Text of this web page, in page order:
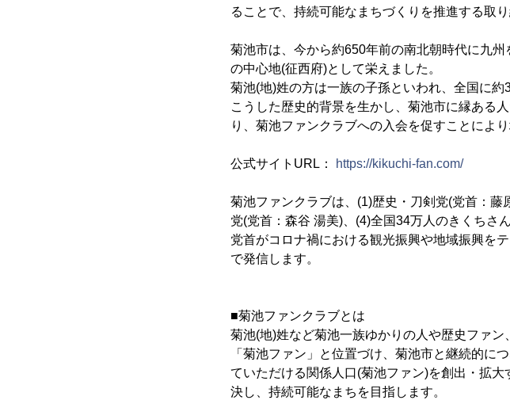
ることで、持続可能なまちづくりを推進する取
菊池市は、今から約650年前の南北朝時代に九
の中心地(征西府)として栄えました。
菊池(地)姓の方は一族の子孫といわれ、全国に約
こうした歴史的背景を生かし、菊池市に縁ある
り、菊池ファンクラブへの入会を促すことによ
公式サイトURL： https://kikuchi-fan.com/
菊池ファンクラブは、(1)歴史・刀剣党(党首：
党(党首：森谷 湯美)、(4)全国34万人のきくちさ
党首がコロナ禍における観光振興や地域振興を
で発信します。
■菊池ファンクラブとは
菊池(地)姓など菊池一族ゆかりの人や歴史ファ
「菊池ファン」と位置づけ、菊池市と継続的に
ていただける関係人口(菊池ファン)を創出・拡
決し、持続可能なまちを目指します。